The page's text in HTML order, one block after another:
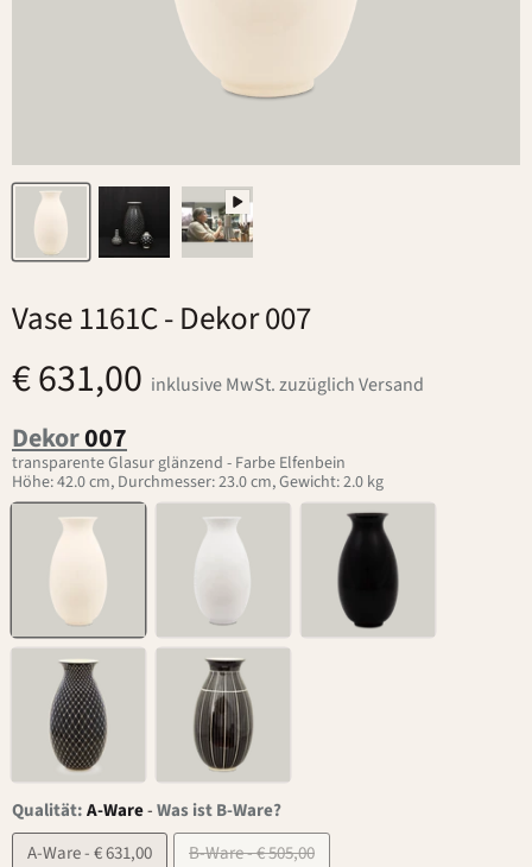
Vase 1161C- Dekor 007
€ 631,00 inklusive MwSt. zuzüglich Versand
Dekor007
transparente Glasur glänzend - Farbe Elfenbein
Höhe: 42.0 cm, Durchmesser: 23.0 cm, Gewicht: 2.0 kg
Qualität:A-Ware-Was ist B-Ware?
A-Ware - € 631,00
B-Ware - € 505,00